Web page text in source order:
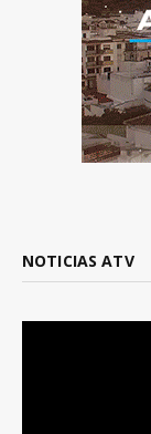
NOTICIAS ATV